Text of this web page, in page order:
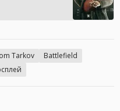
Tarkov
Battlefield